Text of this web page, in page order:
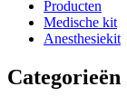
Producten
Medische kit
Anesthesiekit
Categorieën